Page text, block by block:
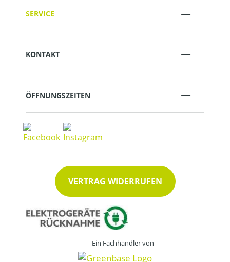
SERVICE
KONTAKT
ÖFFNUNGSZEITEN
VERTRAG WIDERRUFEN
Ein Fachhändler von